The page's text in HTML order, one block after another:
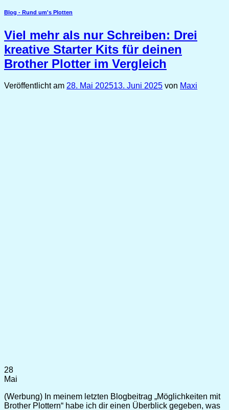
Blog - Rund um's Plotten
Viel mehr als nur Schreiben: Drei
kreative Starter Kits für deinen
Brother Plotter im Vergleich
Veröffentlicht am 28. Mai 202513. Juni 2025 von Maxi
28
Mai
(Werbung) In meinem letzten Blogbeitrag „Möglichkeiten mit
Brother Plottern“ habe ich dir einen Überblick gegeben, was